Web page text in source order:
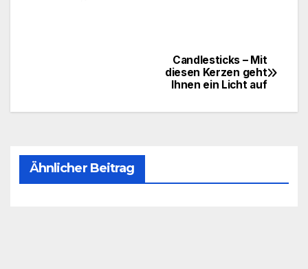
Beitragsnavigation
Candlesticks – Mit
diesen Kerzen geht
Ihnen ein Licht auf
Ähnlicher Beitrag